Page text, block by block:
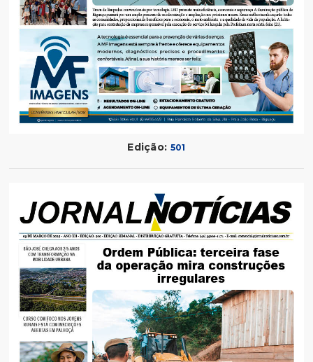
Edição: 501